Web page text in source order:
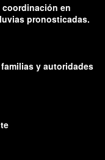
en
pronosticadas.
y autoridades